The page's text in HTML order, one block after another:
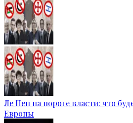
Ле Пен на пороге власти: что
Европы